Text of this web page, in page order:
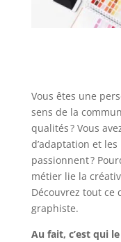
Vous êtes une
sens de la
qualités ? Vous
d’adaptation et
passionnent ?
métier lie la
Découvrez tout ce
graphiste.
Au fait, c’est qui